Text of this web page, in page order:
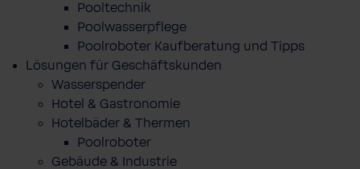
Pooltechnik
Poolwasserpflege
Poolroboter Kaufberatung und Tipps
Lösungen für Geschäftskunden
Wasserspender
Hotel & Gastronomie
Hotelbäder & Thermen
Poolroboter
Gebäude & Industrie